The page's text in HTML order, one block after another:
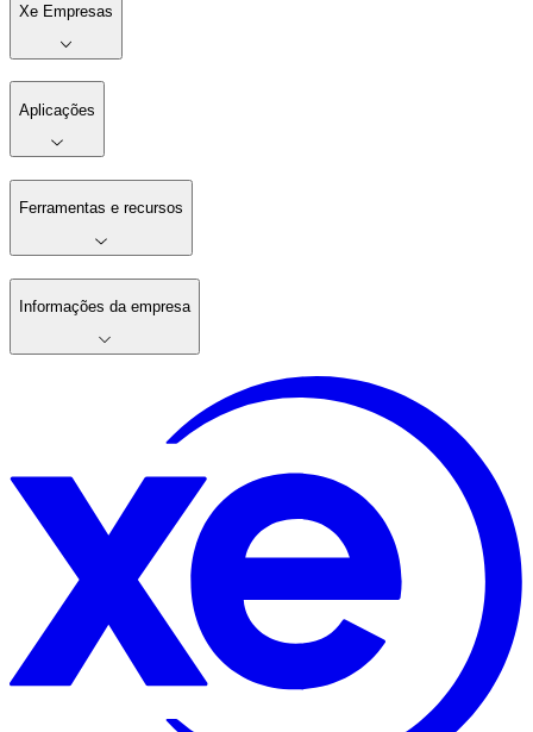
Xe Empresas
Aplicações
Ferramentas e recursos
Informações da empresa